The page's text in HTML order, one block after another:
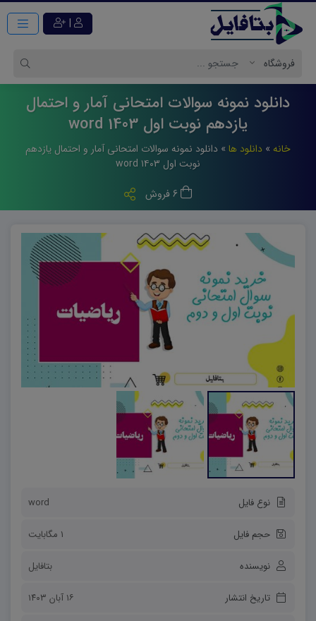
|
دانلود نمونه سوالات امتحانی آمار و احتمال
یازدهم نوبت اول 1403 word
خانه » دانلود ها » دانلود نمونه سوالات امتحانی آمار و احتمال یازدهم
نوبت اول ۱۴۰۳ word
نوع فایل word
حجم فایل 1 مگابایت
نویسنده بتافایل
تاریخ انتشار ۱۶ آبان ۱۴۰۳